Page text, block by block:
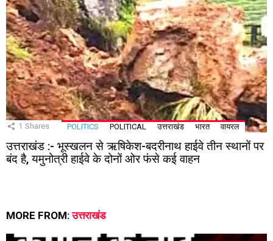
1 Shares POLITICS POLITICAL उत्तराखंड भारत वायरल
उत्तराखंड :- भूस्खलन से ऋषिकेश-बदरीनाथ हाईवे तीन स्थानों पर
बंद है, यमुनोत्री हाईवे के दोनों ओर फंसे कई वाहन
MORE FROM:उत्तराखंड